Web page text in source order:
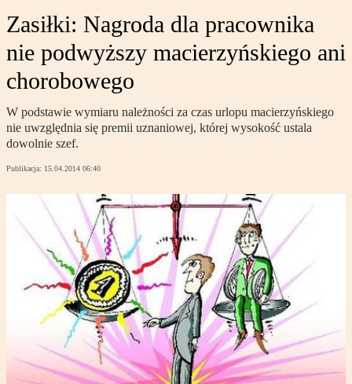
Zasiłki: Nagroda dla pracownika
nie podwyższy macierzyńskiego ani
chorobowego
W podstawie wymiaru należności za czas urlopu macierzyńskiego
nie uwzględnia się premii uznaniowej, której wysokość ustala
dowolnie szef.
Publikacja: 15.04.2014 06:40